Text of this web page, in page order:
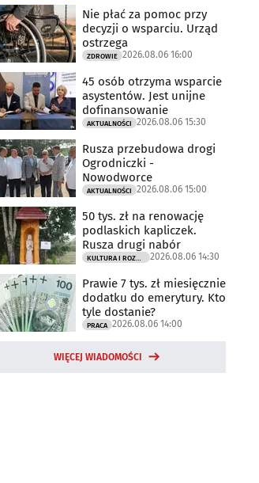
Nie płać za pomoc przy
decyzji o wsparciu. Urząd
ostrzega
ZDROWIE 2026.08.06 16:00
45 osób otrzyma wsparcie
asystentów. Jest unijne
dofinansowanie
AKTUALNOŚCI 2026.08.06 15:30
Rusza przebudowa drogi
Ogrodniczki -
Nowodworce
AKTUALNOŚCI 2026.08.06 15:00
50 tys. zł na renowację
podlaskich kapliczek.
Rusza drugi nabór
2026.08.06 14:30
Prawie 7 tys. zł miesięcznie
dodatku do emerytury. Kto
tyle dostanie?
PRACA 2026.08.06 14:00
WIĘCEJ WIADOMOŚCI